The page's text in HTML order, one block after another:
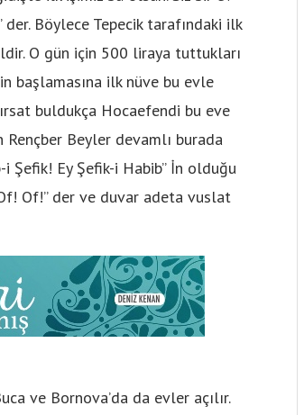
Böylece Tepecik tarafındaki ilk
O gün için 500 liraya tuttukları
başlamasına ilk nüve bu evle
buldukça Hocaefendi bu eve
Beyler devamlı burada
i Şefik! Ey Şefik-i Habib” İn olduğu
Of!” der ve duvar adeta vuslat
ve Bornova’da da evler açılır.